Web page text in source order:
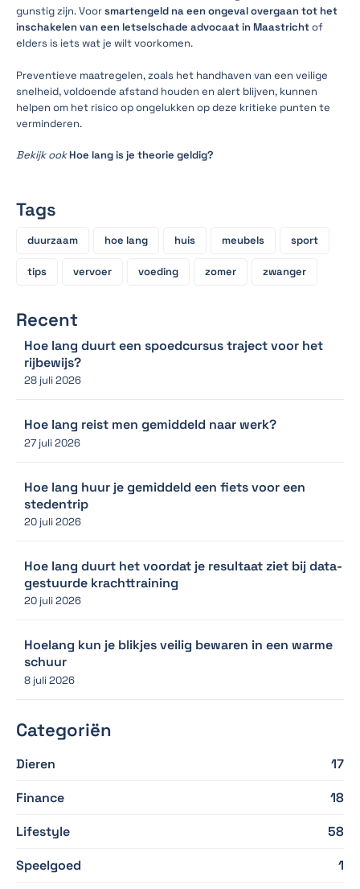
gunstig zijn. Voorsmartengeld na een ongevalovergaan tot het
inschakelen van een letselschade advocaat in Maastrichtof
elders is iets wat je wilt voorkomen.
Preventieve maatregelen, zoals het handhaven van een veilige
snelheid, voldoende afstand houden en alert blijven, kunnen
helpen om het risico op ongelukken op deze kritieke punten te
verminderen.
Bekijk ookHoe lang is je theorie geldig?
Tags
duurzaam hoe lang huis meubels sport
tips vervoer voeding zomer zwanger
Recent
Hoe lang duurt een spoedcursus traject voor het
rijbewijs?
28 juli 2026
Hoe lang reist men gemiddeld naar werk?
27 juli 2026
Hoe lang huur je gemiddeld een fiets voor een
stedentrip
20 juli 2026
Hoe lang duurt het voordat je resultaat ziet bij data-
gestuurde krachttraining
20 juli 2026
Hoelang kun je blikjes veilig bewaren in een warme
schuur
8 juli 2026
Categoriën
Dieren
17
Finance
18
Lifestyle
58
Speelgoed
1